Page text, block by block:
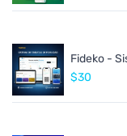
Fideko -
$30